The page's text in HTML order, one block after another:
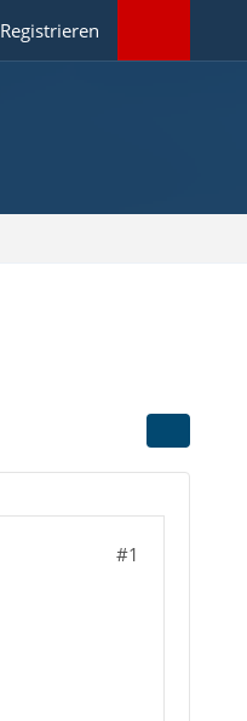
Registrieren
#1